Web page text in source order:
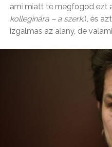
ami miatt te megfogod ezt
kolleginára – a szerk.), és
izgalmas az alany, de